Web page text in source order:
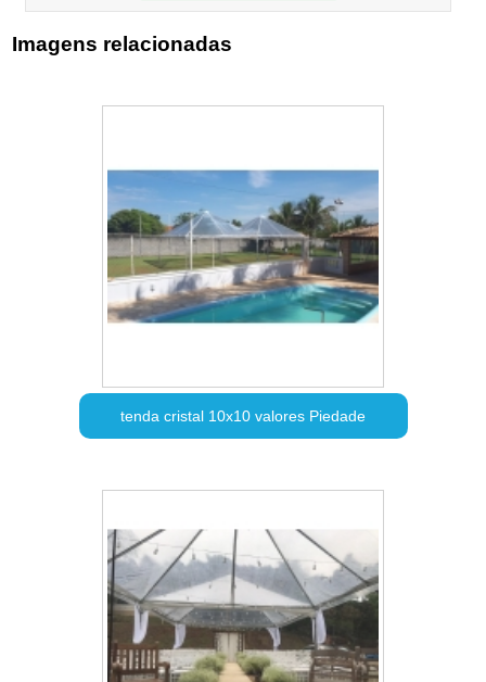
Imagens relacionadas
tenda cristal 10x10 valores Piedade